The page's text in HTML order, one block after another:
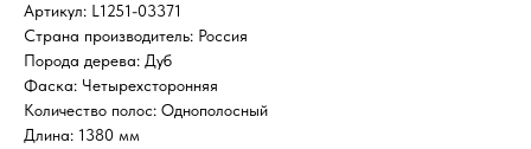
Артикул: L1251-03371
Страна производитель: Россия
Порода дерева: Дуб
Фаска: Четырехсторонняя
Количество полос: Однополосный
Длина: 1380 мм